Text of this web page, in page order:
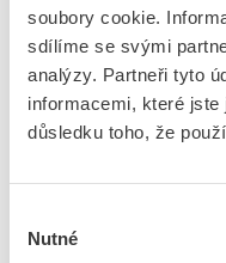
soubory cookie.
sdílíme se svými
analýzy. Partneři tyto
informacemi, které
důsledku toho, že
souhlasu
Nutné
Stupeň krytí (IP)
Konstrukce elektrického
konektoru, kryt
Návrh připojení k
elektrické síti, strana pole
přívodu, strana krytu
strana